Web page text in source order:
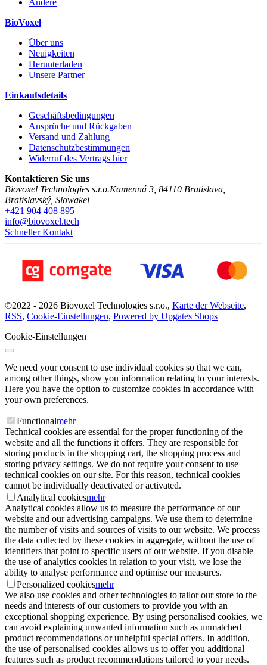
Andere
BioVoxel
Über uns
Neuigkeiten
Herunterladen
Unsere Partner
Einkaufsdetails
Geschäftsbedingungen
Ansprüche und Rückgaben
Versand und Zahlung
Datenschutzbestimmungen
Widerruf des Vertrags hier
Kontaktieren Sie uns
Biovoxel Technologies s.r.o.Kamenná 3 84110 Bratislava
Bratislavský Slowakei
+421 904 408 895
info@biovoxel.tech
Schneller Kontakt
©2022 - 2026 Biovoxel Technologies s.r.o., Karte der Webseite,
RSS, Cookie-Einstellungen, Powered by Upgates Shops
Cookie-Einstellungen
We need your consent to use individual cookies so that we can,
among other things, show you information relating to your interests.
Here you have the option to customize cookies in accordance with
your own preferences.
Functionalmehr
Technical cookies are essential for the proper functioning of the
website and all the functions it offers. They are responsible for
storing products in the shopping cart, the shopping process and
storing privacy settings. We do not require your consent to use
technical cookies on our site. For this reason, technical cookies
cannot be individually deactivated or activated.
Analytical cookiesmehr
Analytical cookies allow us to measure the performance of our
website and our advertising campaigns. We use them to determine
the number of visits and sources of visits to our website. We process
the data collected by these cookies in aggregate, without the use of
identifiers that point to specific users of our website. If you disable
the use of analytics cookies in relation to your visit, we lose the
ability to analyse performance and optimise our measures.
Personalized cookiesmehr
We also use cookies and other technologies to tailor our store to the
needs and interests of our customers to provide you with an
exceptional shopping experience. By using personalised cookies, we
can avoid explaining unwanted information such as unmatched
product recommendations or unhelpful special offers. In addition,
the use of personalised cookies allows us to offer you additional
features such as product recommendations tailored to your needs.